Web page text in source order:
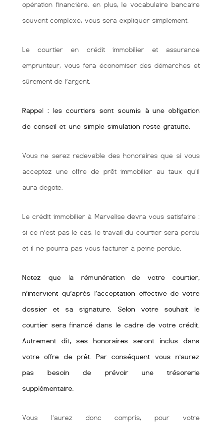
opération financière. en plus, le vocabulaire bancaire
souvent complexe, vous sera expliquer simplement.
Le courtier en crédit immobilier et assurance
emprunteur, vous fera économiser des démarches et
sûrement de l’argent.
Rappel : les courtiers sont soumis à une obligation
de conseil et une simple simulation reste gratuite.
Vous ne serez redevable des honoraires que si vous
acceptez une offre de prêt immobilier au taux qu'il
aura dégoté.
Le crédit immobilier à Marvelise devra vous satisfaire :
si ce n’est pas le cas, le travail du courtier sera perdu
et il ne pourra pas vous facturer à peine perdue.
Notez que la rémunération de votre courtier,
n’intervient qu’après l’acceptation effective de votre
dossier et sa signature. Selon votre souhait le
courtier sera financé dans le cadre de votre crédit.
Autrement dit, ses honoraires seront inclus dans
votre offre de prêt. Par conséquent vous n’aurez
pas besoin de prévoir une trésorerie
supplémentaire.
Vous l’aurez donc compris, pour votre